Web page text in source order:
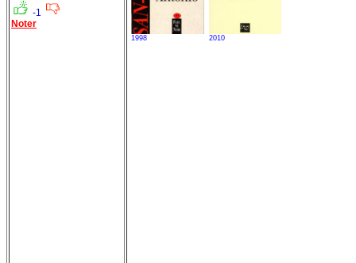
-1
Noter
1998 2010